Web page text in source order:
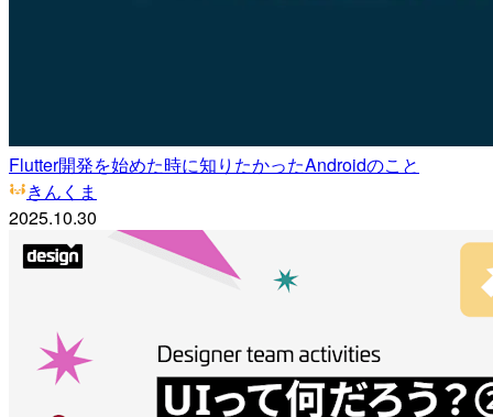
Flutter開発を始めた時に知りたかったAndroidのこと
きんくま
2025.10.30